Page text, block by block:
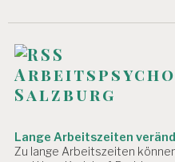
Salzburg
Lange Arbeitszeiten
Zu lange Arbeitszeiten